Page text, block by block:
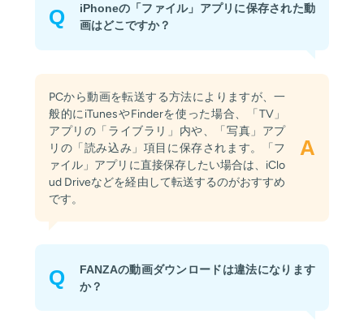
Q
iPhoneの「ファイル」アプリに保存された動
画はどこですか？
PCから動画を転送する方法によりますが、一
般的にiTunesやFinderを使った場合、「TV」
アプリの「ライブラリ」内や、「写真」アプ
リの「読み込み」項目に保存されます。「フ
ァイル」アプリに直接保存したい場合は、iClo
ud Driveなどを経由して転送するのがおすすめ
です。
A
Q
FANZAの動画ダウンロードは違法になります
か？